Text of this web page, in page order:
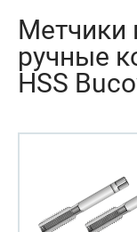
Метчики
ручные
HSS